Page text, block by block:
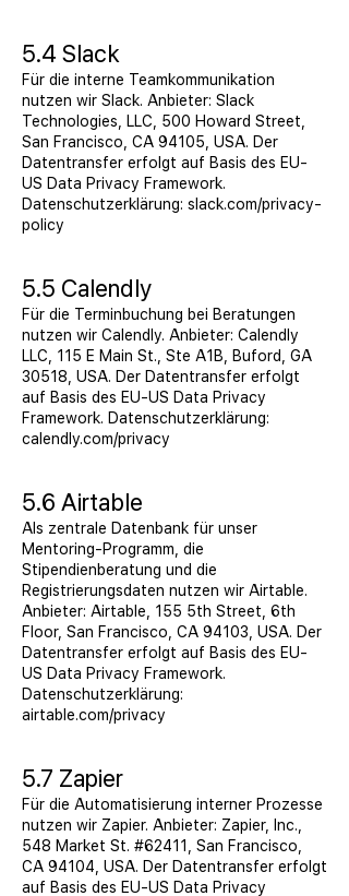
5.4 Slack
Für die interne Teamkommunikation
nutzen wir Slack. Anbieter: Slack
Technologies, LLC, 500 Howard Street,
San Francisco, CA 94105, USA. Der
Datentransfer erfolgt auf Basis des EU-
US Data Privacy Framework.
Datenschutzerklärung: slack.com/privacy-
policy
5.5 Calendly
Für die Terminbuchung bei Beratungen
nutzen wir Calendly. Anbieter: Calendly
LLC, 115 E Main St., Ste A1B, Buford, GA
30518, USA. Der Datentransfer erfolgt
auf Basis des EU-US Data Privacy
Framework. Datenschutzerklärung:
calendly.com/privacy
5.6 Airtable
Als zentrale Datenbank für unser
Mentoring-Programm, die
Stipendienberatung und die
Registrierungsdaten nutzen wir Airtable.
Anbieter: Airtable, 155 5th Street, 6th
Floor, San Francisco, CA 94103, USA. Der
Datentransfer erfolgt auf Basis des EU-
US Data Privacy Framework.
Datenschutzerklärung:
airtable.com/privacy
5.7 Zapier
Für die Automatisierung interner Prozesse
nutzen wir Zapier. Anbieter: Zapier, Inc.,
548 Market St. #62411, San Francisco,
CA 94104, USA. Der Datentransfer erfolgt
auf Basis des EU-US Data Privacy